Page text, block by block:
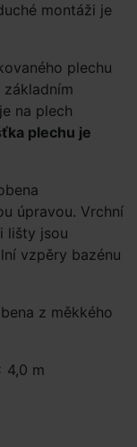
montáži je
plechu
na plech
plechu je
úpravou. Vrchní
lišty jsou
vzpěry bazénu
z měkkého
4,0 m